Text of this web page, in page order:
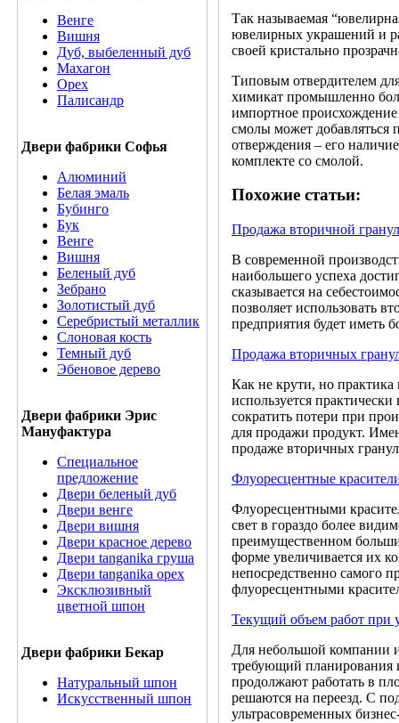
Венге
Вишня
Дуб, выбеленный дуб
Махагон
Орех
Палисандр
Двери фабрики Софья
Алюминий
Белая эмаль
Бубинго
Бук
Венге
Вишня
Беленый дуб
Зебрано
Золотистый дуб
Серебристый металлик
Слоновая кость
Темный дуб
Эбеновое дерево
Двери фабрики Эрис
Мануфактура
Специальное
предложение
Двери беленый дуб
Двери венге
Двери вишня
Двери красное дерево
Двери tanganika груша
Двери tanganika oрех
Эксклюзивный
цветной шпон
Двери фабрики Бекар
Натуральный шпон
Искусственный шпон
Так называемая
ювелирных украшений и
своей кристально
Типовым отвердителем
химикат промышленно
импортное
смолы может добавляться
отверждения – его
комплекте со смолой.
Похожие статьи:
Продажа вторичной
В современной
наибольшего успеха
сказывается на
позволяет использовать
предприятия будет иметь
Продажа вторичных
Как не крути, но практика
используется
сократить потери при
для продажи продукт.
продаже вторичных
Флуоресцентные
Флуоресцентными
свет в гораздо более
преимущественном
форме увеличивается их
непосредственно самого
флуоресцентными
Текущий объем работ при
Для небольшой компании
требующий планирования
продолжают работать в
решаются на переезд. С
ультрасовременных